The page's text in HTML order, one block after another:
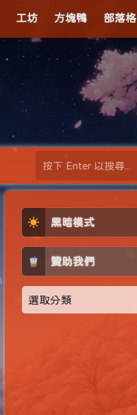
工坊 方塊鴨 部落格
黑暗模式
贊助我們